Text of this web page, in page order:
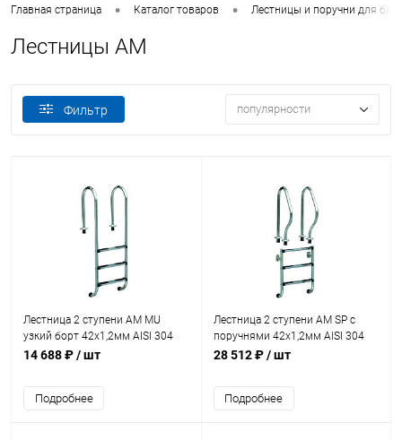
Главная страница • Каталог товаров • Лестницы и поручни для
Лестницы AM
Фильтр популярности
Лестница 2 ступени AM MU
узкий борт 42х1,2мм AISI 304
(MU-215)
14 688 ₽/ шт
Подробнее
Лестница 2 ступени AM SP с
поручнями 42х1,2мм AISI 304
(SP-215)
28 512 ₽/ шт
Подробнее